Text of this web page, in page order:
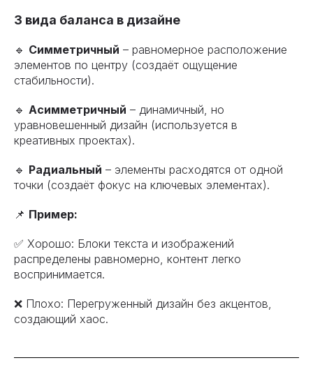
3 вида баланса в дизайне
🔹 Симметричный – равномерное расположение
элементов по центру (создаёт ощущение
стабильности).
🔹 Асимметричный – динамичный, но
уравновешенный дизайн (используется в
креативных проектах).
🔹 Радиальный – элементы расходятся от одной
точки (создаёт фокус на ключевых элементах).
📌 Пример:
✅ Хорошо: Блоки текста и изображений
распределены равномерно, контент легко
воспринимается.
❌ Плохо: Перегруженный дизайн без акцентов,
создающий хаос.